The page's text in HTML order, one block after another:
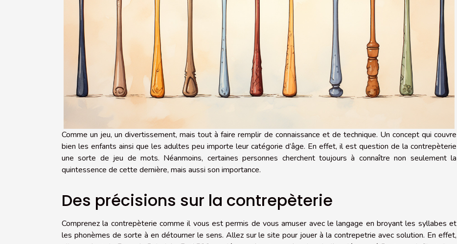
Comme un jeu, un divertissement, mais tout à faire remplir de connaissance et de technique. Un concept qui couvre
bien les enfants ainsi que les adultes peu importe leur catégorie d’âge. En effet, il est question de la contrepèterie
une sorte de jeu de mots. Néanmoins, certaines personnes cherchent toujours à connaître non seulement la
quintessence de cette dernière, mais aussi son importance.
Des précisions sur la contrepèterie
Comprenez la contrepèterie comme il vous est permis de vous amuser avec le langage en broyant les syllabes et
les phonèmes de sorte à en détourner le sens. Allez sur le site pour jouer à lacontrepetrie avec solution. En effet,